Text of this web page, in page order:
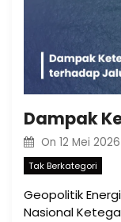
On 12 Mei 2026
Tak Berkategori
Geopolitik
Nasional